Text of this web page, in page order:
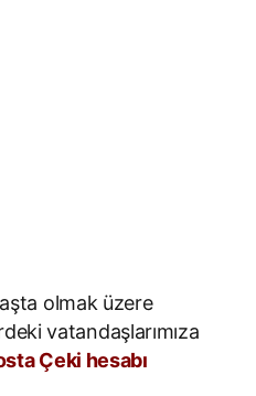
olmak üzere
vatandaşlarımıza
Çeki hesabı